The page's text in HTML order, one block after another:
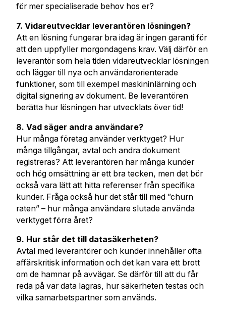
för mer specialiserade behov hos er?
7. Vidareutvecklar leverantören lösningen?
Att en lösning fungerar bra idag är ingen garanti för
att den uppfyller morgondagens krav. Välj därför en
leverantör som hela tiden vidareutvecklar lösningen
och lägger till nya och användarorienterade
funktioner, som till exempel maskininlärning och
digital signering av dokument. Be leverantören
berätta hur lösningen har utvecklats över tid!
8. Vad säger andra användare?
Hur många företag använder verktyget? Hur
många tillgångar, avtal och andra dokument
registreras? Att leverantören har många kunder
och hög omsättning är ett bra tecken, men det bör
också vara lätt att hitta referenser från specifika
kunder. Fråga också hur det står till med ”churn
raten” – hur många användare slutade använda
verktyget förra året?
9. Hur står det till datasäkerheten?
Avtal med leverantörer och kunder innehåller ofta
affärskritisk information och det kan vara ett brott
om de hamnar på avvägar. Se därför till att du får
reda på var data lagras, hur säkerheten testas och
vilka samarbetspartner som används.